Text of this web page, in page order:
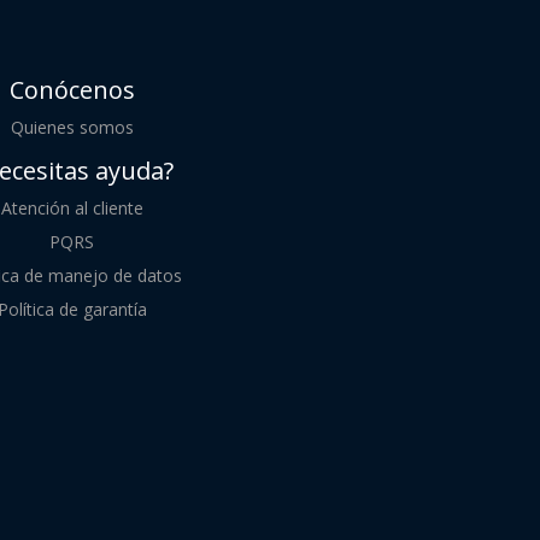
Conócenos
Quienes somos
ayuda?
Atención al cliente
PQRS
de manejo de datos
Política de garantía